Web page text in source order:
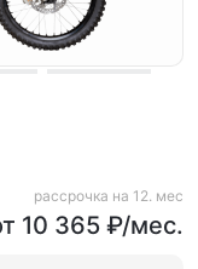
рассрочка на 12. мес
10 365 ₽/мес.